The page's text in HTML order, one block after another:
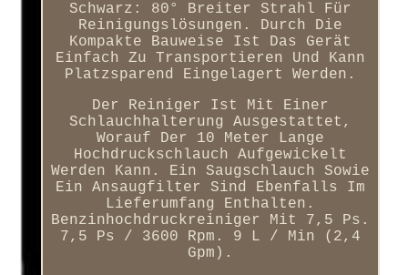
Schwarz: 80° Breiter Strahl Für
Reinigungslösungen. Durch Die
Kompakte Bauweise Ist Das Gerät
Einfach Zu Transportieren Und Kann
Platzsparend Eingelagert Werden.
Der Reiniger Ist Mit Einer
Schlauchhalterung Ausgestattet,
Worauf Der 10 Meter Lange
Hochdruckschlauch Aufgewickelt
Werden Kann. Ein Saugschlauch Sowie
Ein Ansaugfilter Sind Ebenfalls Im
Lieferumfang Enthalten.
Benzinhochdruckreiniger Mit 7,5 Ps.
7,5 Ps / 3600 Rpm. 9 L / Min (2,4
Gpm).